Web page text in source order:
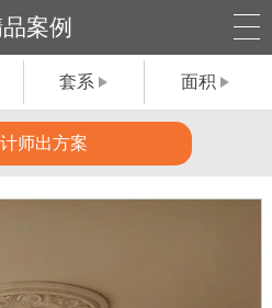
案例
套系 面积
师出方案